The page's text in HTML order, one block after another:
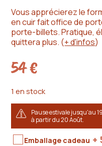
Vous apprécierez le
en cuir fait office de
porte-billets. Pratique,
quittera plus. (+ d'infos)
54€
1 en stock
Pause estivale jusqu'au
à partir du 20 Août.
Emballage cadeau +